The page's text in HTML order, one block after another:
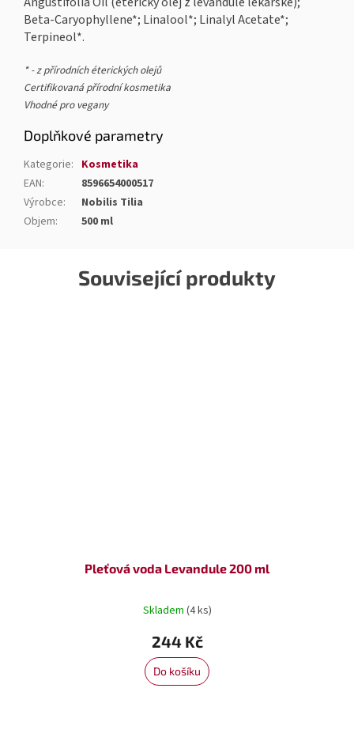
Související produkty
Pleťová voda Levandule 200 ml
Skladem (4 ks)
244 Kč
Do košíku
Beta-Caryophyllene*; Linalool*; Linalyl Acetate*;
Terpineol*.
* - z přírodních éterických olejů
Certifikovaná přírodní kosmetika
Vhodné pro vegany
Doplňkové parametry
Kategorie: Kosmetika
EAN:
8596654000517
Výrobce:
Nobilis Tilia
Objem: 500 ml